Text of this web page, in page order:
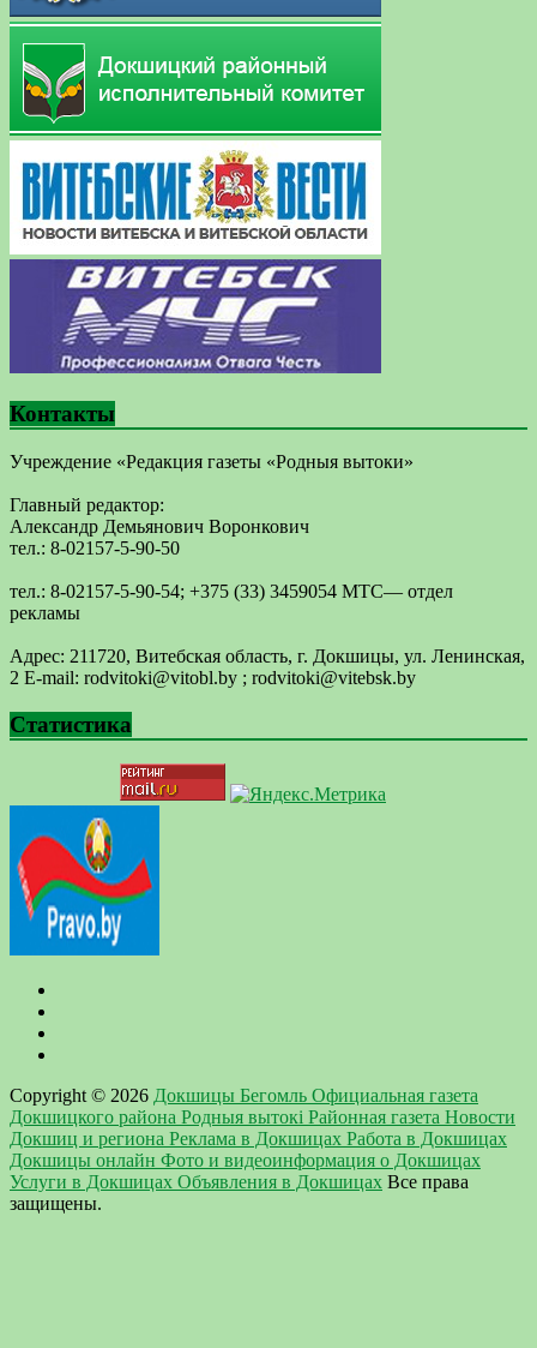
Контакты
Учреждение «Редакция газеты «Родныя вытоки»
Главный редактор:
Александр Демьянович Воронкович
тел.: 8-02157-5-90-50
тел.: 8-02157-5-90-54; +375 (33) 3459054 МТС— отдел
рекламы
Адрес: 211720, Витебская область, г. Докшицы, ул. Ленинская,
2 E-mail: ​rodvitoki@​​vitobl​.by ; rodvitoki@vitebsk.by
Статистика
Copyright © 2026 Докшицы Бегомль Официальная газета
Докшицкого района Родныя вытокi Районная газета Новости
Докшиц и региона Реклама в Докшицах Работа в Докшицах
Докшицы онлайн Фото и видеоинформация о Докшицах
Услуги в Докшицах Объявления в Докшицах Все права
защищены.